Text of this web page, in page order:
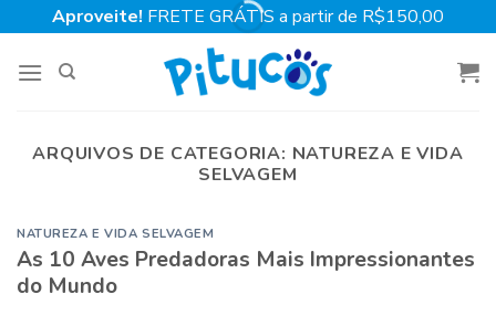
to
content
Aproveite! FRETE GRÁTIS a partir de R$150,00
ARQUIVOS DE CATEGORIA: NATUREZA E VIDA
SELVAGEM
NATUREZA E VIDA SELVAGEM
As 10 Aves Predadoras Mais Impressionantes
do Mundo